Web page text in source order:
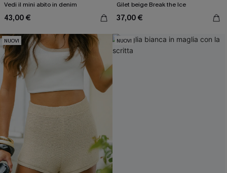
Vedi il mini abito in denim
43,00 €
Gilet beige Break the Ice
37,00 €
NUOVI NUOVI